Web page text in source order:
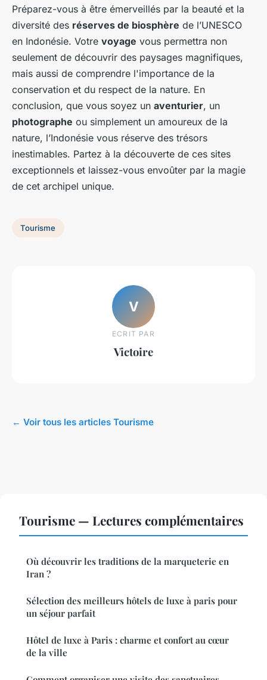
Préparez-vous à être émerveillés par la beauté et la
diversité des réserves de biosphère de l’UNESCO
en Indonésie. Votre voyage vous permettra non
seulement de découvrir des paysages magnifiques,
mais aussi de comprendre l'importance de la
conservation et du respect de la nature. En
conclusion, que vous soyez un aventurier, un
photographe ou simplement un amoureux de la
nature, l’Indonésie vous réserve des trésors
inestimables. Partez à la découverte de ces sites
exceptionnels et laissez-vous envoûter par la magie
de cet archipel unique.
Tourisme
V
ECRIT PAR
Victoire
← Voir tous les articles Tourisme
Tourisme — Lectures complémentaires
Où découvrir les traditions de la marqueterie en
Iran ?
Sélection des meilleurs hôtels de luxe à paris pour
un séjour parfait
Hôtel de luxe à Paris : charme et confort au cœur
de la ville